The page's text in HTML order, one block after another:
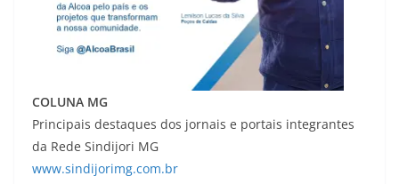
COLUNA MG
Principais destaques dos jornais e portais integrantes
da Rede Sindijori MG
www.sindijorimg.com.br